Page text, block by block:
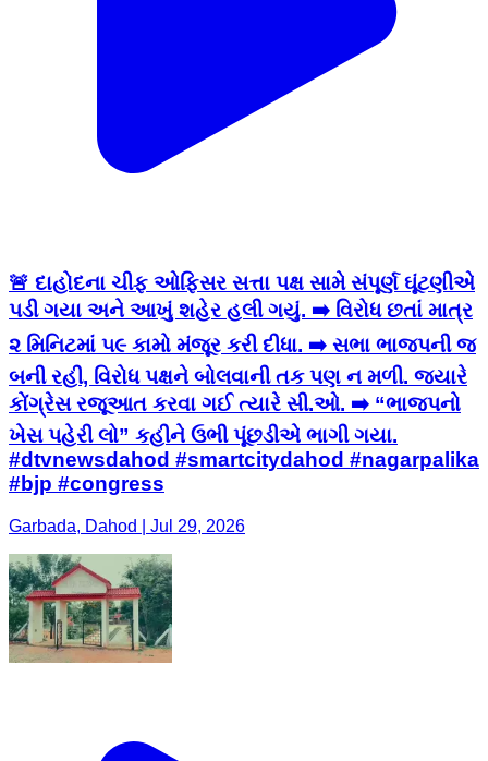
🚨 દાહોદના ચીફ ઓફિસર સત્તા પક્ષ સામે સંપૂર્ણ ઘૂંટણીએ
પડી ગયા અને આખું શહેર હલી ગયું. ➡️ વિરોધ છતાં માત્ર
૨ મિનિટમાં ૫૯ કામો મંજૂર કરી દીધા. ➡️ સભા ભાજપની જ
બની રહી, વિરોધ પક્ષને બોલવાની તક પણ ન મળી. જ્યારે
કોંગ્રેસ રજૂઆત કરવા ગઈ ત્યારે સી.ઓ. ➡️ “ભાજપનો
ખેસ પહેરી લો” કહીને ઉભી પૂંછડીએ ભાગી ગયા.
#dtvnewsdahod #smartcitydahod #nagarpalika
#bjp #congress
Garbada, Dahod | Jul 29, 2026